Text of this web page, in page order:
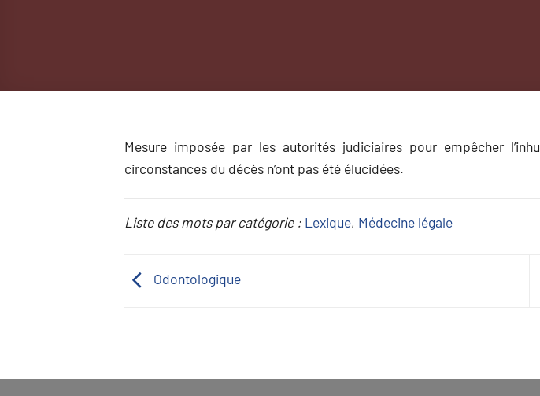
Mesure imposée par les autorités judiciaires pour empêcher
circonstances du décès n’ont pas été élucidées.
Liste des mots par catégorie : Lexique, Médecine légale
Odontologique